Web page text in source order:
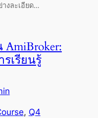
งละเอียด…
AmiBroker:
เรียนรู้
, Q4